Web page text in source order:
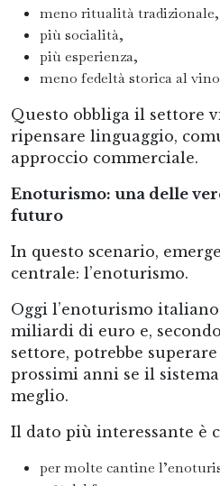
meno ritualità tradizionale,
più socialità,
più esperienza,
meno fedeltà storica al
Questo obbliga il settore
ripensare linguaggio,
approccio commerciale.
Enoturismo: una delle
futuro
In questo scenario,
centrale: l’enoturismo.
Oggi l’enoturismo
miliardi di euro e,
settore, potrebbe
prossimi anni se il
meglio.
Il dato più interessante è
per molte cantine